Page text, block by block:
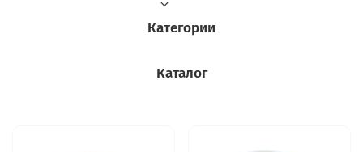
Категории
Каталог